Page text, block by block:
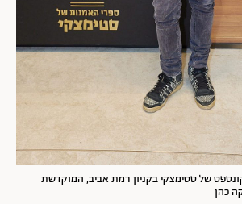
של סטימצקי בקניון רמת אביב, המוקדשת
כהן